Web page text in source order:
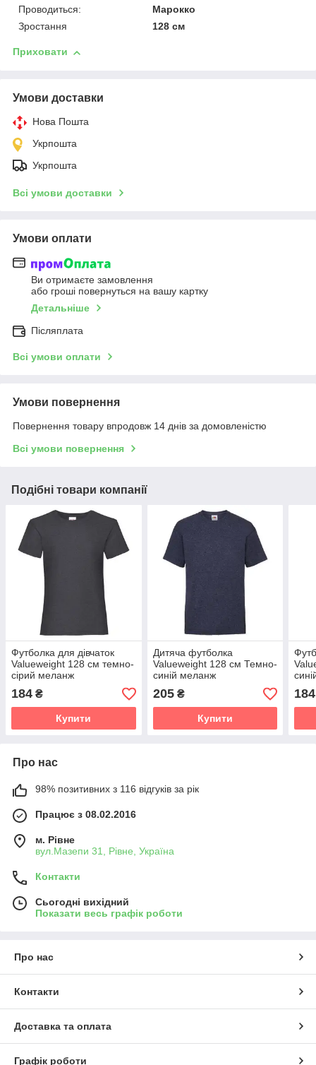
Проводиться:
Марокко
Зростання
128 см
Приховати
Умови доставки
Нова Пошта
Укрпошта
Укрпошта
Всі умови доставки
Умови оплати
Ви отримаєте замовлення
або гроші повернуться на вашу картку
Детальніше
Післяплата
Всі умови оплати
Умови повернення
Повернення товару впродовж 14 днів за домовленістю
Всі умови повернення
Подібні товари компанії
Футболка для дівчаток
Valueweight 128 см темно-
сірий меланж
184 ₴
Купити
Дитяча футболка
Valueweight 128 см Темно-
синій меланж
205₴
Купити
184
Про нас
98% позитивних з 116 відгуків за рік
Працює з 08.02.2016
м. Рівне
вул.Мазепи 31, Рівне, Україна
Контакти
Сьогодні вихідний
Показати весь графік роботи
Про нас
Контакти
Доставка та оплата
Графік роботи